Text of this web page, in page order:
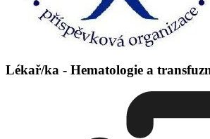
Lékař/ka - Hematologie a